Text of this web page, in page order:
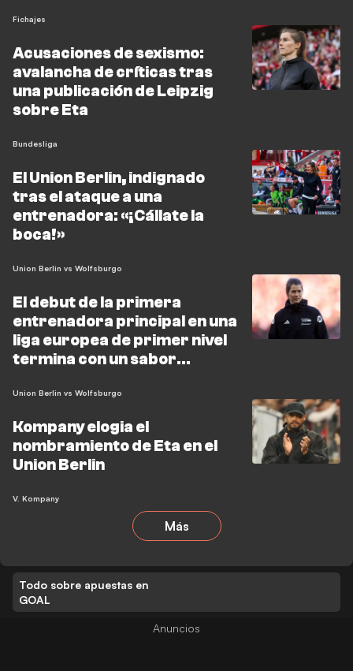
Fichajes
Acusaciones de sexismo:
avalancha de críticas tras
una publicación de Leipzig
sobre Eta
Bundesliga
El Union Berlin, indignado
tras el ataque a una
entrenadora: «¡Cállate la
boca!»
Union Berlin vs Wolfsburgo
El debut de la primera
entrenadora principal en una
liga europea de primer nivel
termina con un sabor
Union Berlin vs Wolfsburgo
Kompany elogia el
nombramiento de Eta en el
Union Berlin
V. Kompany
Más
Todo sobre apuestas en
GOAL